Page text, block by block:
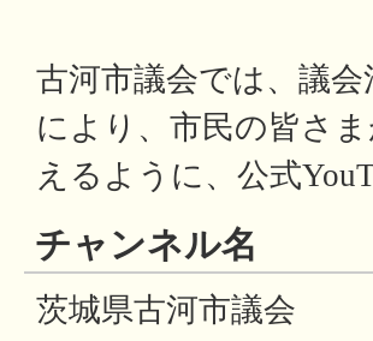
古河市議会では、議
により、市民の皆さ
えるように、公式
チャンネル名
茨城県古河市議会